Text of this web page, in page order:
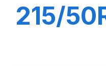
215/